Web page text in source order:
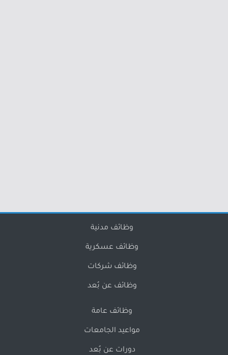
وظائف مدنية
وظائف عسكرية
وظائف شركات
وظائف عن بُعد
وظائف عامة
مواعيد الجامعات
دورات عن بُعد